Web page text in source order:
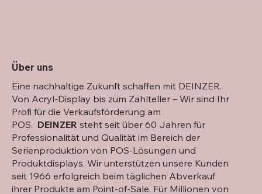
Über uns
Eine nachhaltige Zukunft schaffen mit DEINZER.
Von Acryl-Display bis zum Zahlteller – Wir sind Ihr
Profi für die Verkaufsförderung am
POS. DEINZER steht seit über 60 Jahren für
Professionalität und Qualität im Bereich der
Serienproduktion von POS-Lösungen und
Produktdisplays. Wir unterstützen unsere Kunden
seit 1966 erfolgreich beim täglichen Abverkauf
ihrer Produkte am Point-of-Sale. Für Millionen von